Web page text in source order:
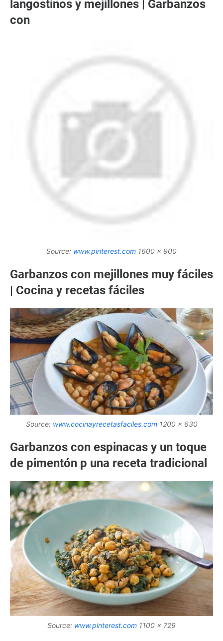
langostinos y mejillones | Garbanzos
con
Source: www.pinterest.com 1600 x 900
Garbanzos con mejillones muy fáciles
| Cocina y recetas fáciles
Source: www.cocinayrecetasfaciles.com1200 x 630
Garbanzos con espinacas y un toque
de pimentón p una receta tradicional
Source: www.pinterest.com 1100 x 729